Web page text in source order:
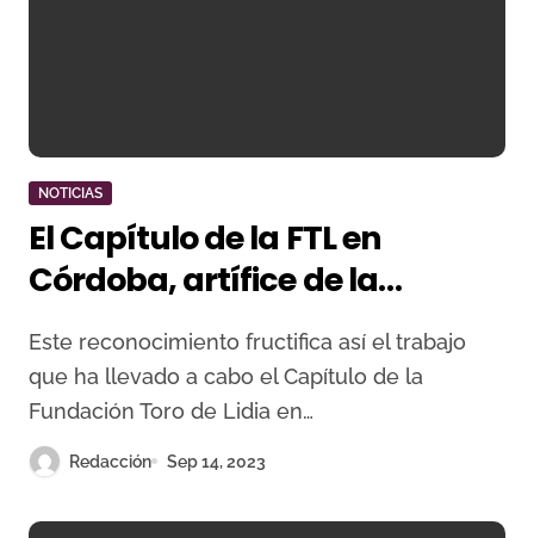
NOTICIAS
El Capítulo de la FTL en
Córdoba, artífice de la
concesión de la Medalla de la
ciudad de Córdoba a Manuel
Benítez “El Cordobés”
Este reconocimiento fructifica así el trabajo
que ha llevado a cabo el Capítulo de la
Fundación Toro de Lidia en…
Redacción Sep 14, 2023